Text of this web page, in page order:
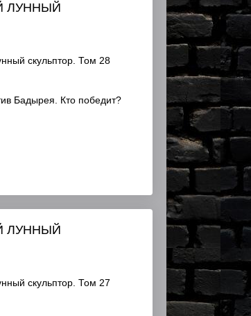
ЛУННЫЙ
скульптор. Том 28
Бадырея. Кто победит?
ЛУННЫЙ
скульптор. Том 27